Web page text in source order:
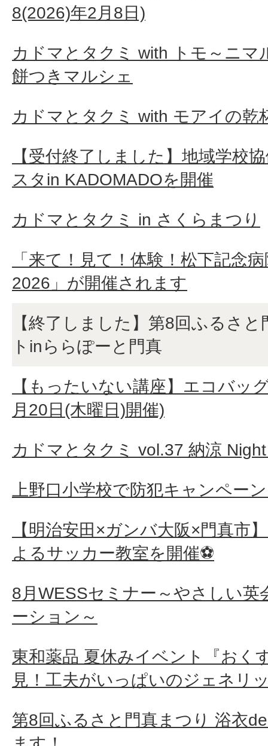
8(2026)年2月8日)
カドマとタクミ with トモ～ニマ
餅つきマルシェ
カドマとタクミ with モアイの乾
【受付終了しました】地域学校
スタin KADOMADOを開催
カドマとタクミ in さくらまつり
「来て！見て！体験！松下記念
2026」が開催されます
【終了しました】第8回ふるさ
トinららぽーと門真
【もったいない講座】エコバッ
月20日(木曜日)開催)
カドマとタクミ vol.37 納涼
上野口小学校で防犯キャンペー
【明治安田×ガンバ大阪×門真市
よるサッカー教室を開催⚽
8月WESSセミナー～やさしい英
ーション～
東和薬品 夏休みイベント『おく
見！工夫がいっぱいのジェネリ
第8回ふるさと門真まつり 浴衣